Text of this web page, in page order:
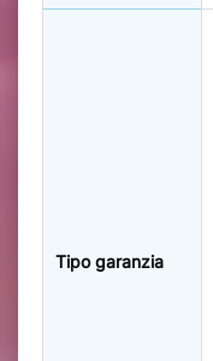
Tipo garanzia